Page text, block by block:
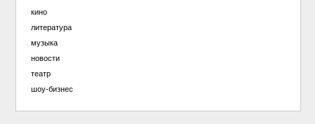
кино
литература
музыка
новости
театр
шоу-бизнес